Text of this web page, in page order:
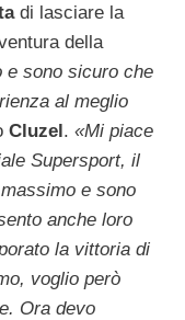
di lasciare la
della
e sono sicuro che
al meglio
Cluzel. «Mi piace
Supersport, il
e sono
anche loro
la vittoria di
voglio però
Ora devo